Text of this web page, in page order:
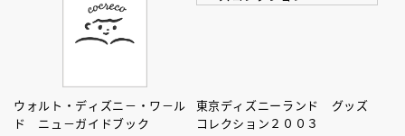
ウォルト・ディズニ－・ワ－ル
ド ニュ－ガイドブック
東京ディズニーランド グッズ
コレクション２００３